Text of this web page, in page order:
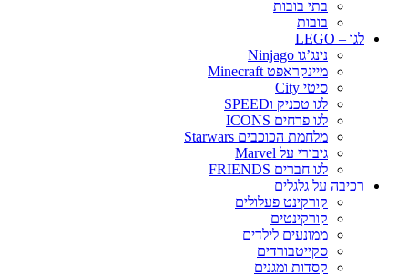
בתי בובות
בובות
לגו – LEGO
נינג’גו Ninjago
מיינקראפט Minecraft
סיטי City
לגו טכניק וSPEED
לגו פרחים ICONS
מלחמת הכוכבים Starwars
גיבורי על Marvel
לגו חברים FRIENDS
רכיבה על גלגלים
קורקינט פעלולים
קורקינטים
ממונעים לילדים
סקייטבורדים
קסדות ומגנים